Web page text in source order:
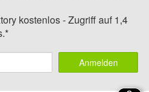
kostenlos - Zugriff auf 1,4
Anmelden